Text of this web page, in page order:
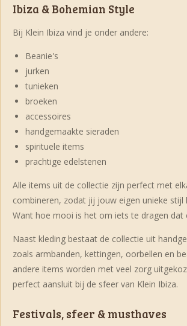
Ibiza & Bohemian Style
Bij Klein Ibiza vind je onder andere:
Beanie's
jurken
tunieken
broeken
accessoires
handgemaakte sieraden
spirituele items
prachtige edelstenen
Alle items uit de collectie zijn perfect met
combineren, zodat jij jouw eigen unieke stijl
Want hoe mooi is het om iets te dragen dat
Naast kleding bestaat de collectie uit
zoals armbanden, kettingen, oorbellen en
andere items worden met veel zorg
perfect aansluit bij de sfeer van Klein Ibiza.
Festivals, sfeer & musthaves